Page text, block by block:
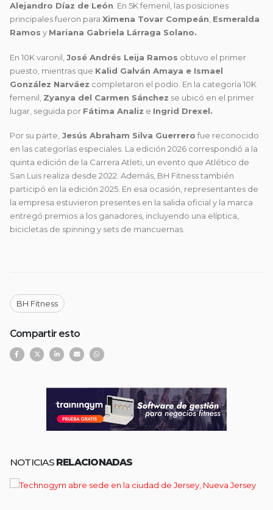
Alejandro Díaz de León. En 5K femenil, las posiciones
principales fueron para Ximena Tovar Compeán, Esmeralda
Ramos y Mariana Gabriela Lárraga Solano.
En 10K varonil, José Andrés Leija Ramos obtuvo el primer
puesto, mientras que Kalid Galván Amaya e Ismael
González Narváez completaron el podio. En la categoría 10K
femenil, Zyanya del Carmen Sánchez se ubicó en el primer
lugar, seguida por Fátima Analiz e Ingrid Drexel.
Por su parte, Jesús Abraham Silva Guerrero fue reconocido
en las categorías especiales. La edición 2026 correspondió a la
quinta edición de la Carrera Atleti, un evento que Atlético de
San Luis realiza desde 2022. Además, BH Fitness también
participó en la edición 2025. En esa ocasión, representantes de
la empresa estuvieron presentes en la salida oficial y la marca
entregó premios a los ganadores, incluyendo una elíptica,
bicicletas de spinning y sets de mancuernas.
BH Fitness
Compartir esto
NOTICIAS RELACIONADAS